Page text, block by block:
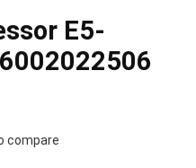
E5-
compare